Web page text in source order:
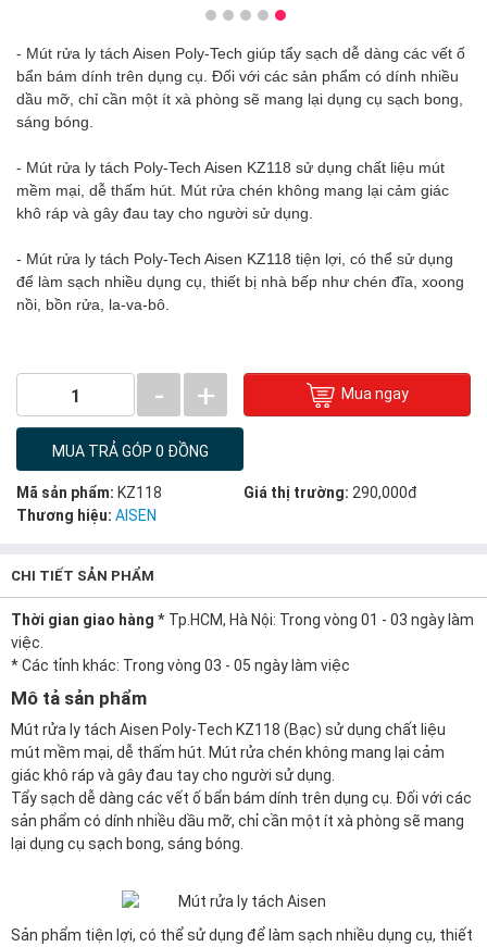
- Mút rửa ly tách Aisen Poly-Tech giúp tẩy sạch dễ dàng các vết ố
bẩn bám dính trên dụng cụ. Đối với các sản phẩm có dính nhiều
dầu mỡ, chỉ cần một ít xà phòng sẽ mang lại dụng cụ sạch bong,
sáng bóng.
- Mút rửa ly tách Poly-Tech Aisen KZ118 sử dụng chất liệu mút
mềm mại, dễ thấm hút. Mút rửa chén không mang lại cảm giác
khô ráp và gây đau tay cho người sử dụng.
- Mút rửa ly tách Poly-Tech Aisen KZ118 tiện lợi, có thể sử dụng
để làm sạch nhiều dụng cụ, thiết bị nhà bếp như chén đĩa, xoong
nồi, bồn rửa, la-va-bô.
1 - + Mua ngay
MUA TRẢ GÓP 0 ĐỒNG
Mã sản phẩm: KZ118 Giá thị trường: 290,000đ
Thương hiệu: AISEN
CHI TIẾT SẢN PHẨM
Thời gian giao hàng * Tp.HCM, Hà Nội: Trong vòng 01 - 03 ngày làm
việc.
* Các tỉnh khác: Trong vòng 03 - 05 ngày làm việc
Mô tả sản phẩm
Mút rửa ly tách Aisen Poly-Tech KZ118 (Bạc) sử dụng chất liệu
mút mềm mại, dễ thấm hút. Mút rửa chén không mang lại cảm
giác khô ráp và gây đau tay cho người sử dụng.
Tẩy sạch dễ dàng các vết ố bẩn bám dính trên dụng cụ. Đối với các
sản phẩm có dính nhiều dầu mỡ, chỉ cần một ít xà phòng sẽ mang
lại dụng cụ sạch bong, sáng bóng.
Sản phẩm tiện lợi, có thể sử dụng để làm sạch nhiều dụng cụ, thiết